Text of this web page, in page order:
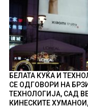
БЕЛАТА КУЌА И
СЕ ОДГОВОРИ НА
ТЕХНОЛОГИЈА, САД
КИНЕСКИТЕ